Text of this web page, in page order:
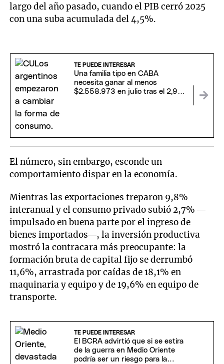
largo del año pasado, cuando el PIB cerró 2025
con una suba acumulada del 4,5%.
TE PUEDE INTERESAR
Una familia tipo en CABA
necesita ganar al menos
$2.558.973 en julio tras el 2,9%
El número, sin embargo, esconde un
comportamiento dispar en la economía.
Mientras las exportaciones treparon 9,8%
interanual y el consumo privado subió 2,7% —
impulsado en buena parte por el ingreso de
bienes importados—, la inversión productiva
mostró la contracara más preocupante: la
formación bruta de capital fijo se derrumbó
11,6%, arrastrada por caídas de 18,1% en
maquinaria y equipo y de 19,6% en equipo de
transporte.
TE PUEDE INTERESAR
El BCRA advirtió que si se estira
de la guerra en Medio Oriente
podría ser un riesgo para la